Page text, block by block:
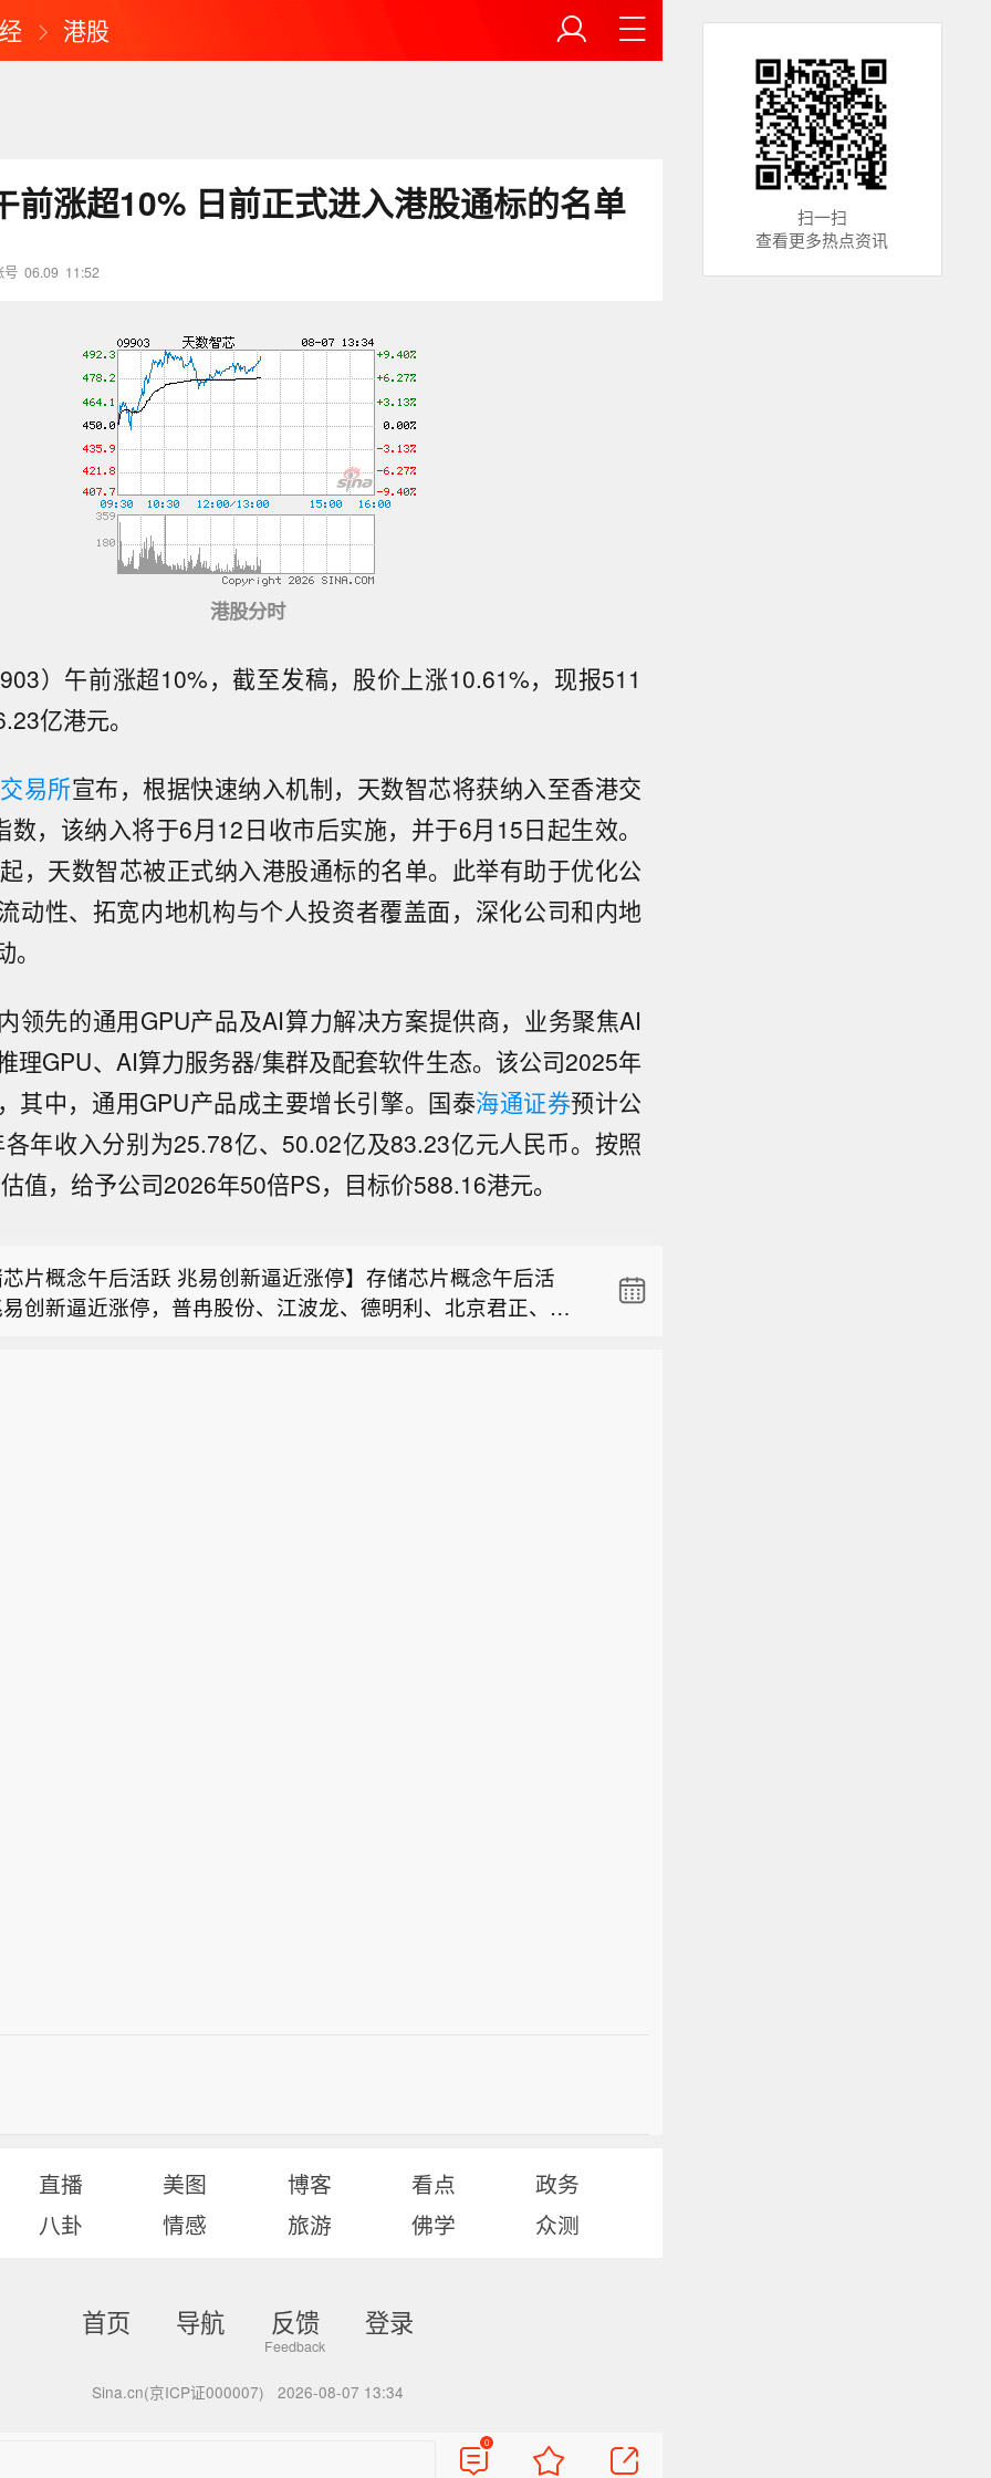
港股
前涨超10% 日前正式进入港股通标的名单
号 06.09 11:52
港股分时
）午前涨超10%，截至发稿，股价上涨10.61%，现报511
亿港元。
易所宣布，根据快速纳入机制，天数智芯将获纳入至香港交
数，该纳入将于6月12日收市后实施，并于6月15日起生效。
，天数智芯被正式纳入港股通标的名单。此举有助于优化公
动性、拓宽内地机构与个人投资者覆盖面，深化公司和内地
领先的通用GPU产品及AI算力解决方案提供商，业务聚焦AI
理GPU、AI算力服务器/集群及配套软件生态。该公司2025年
其中，通用GPU产品成主要增长引擎。国泰海通证券预计公
年收入分别为25.78亿、50.02亿及83.23亿元人民币。按照
值，给予公司2026年50倍PS，目标价588.16港元。
片概念午后活跃 兆易创新逼近涨停】存储芯片概念午后活
创新逼近涨停，普冉股份、江波龙、德明利、北京君正、朗
直播 美图 博客 看点
政务
八卦
情感 旅游 佛学 众测
首页 导航 反馈 登录
Sina.cn(京ICP证000007) 2026-08-07 13:34
扫一扫
查看更多热点资讯
0